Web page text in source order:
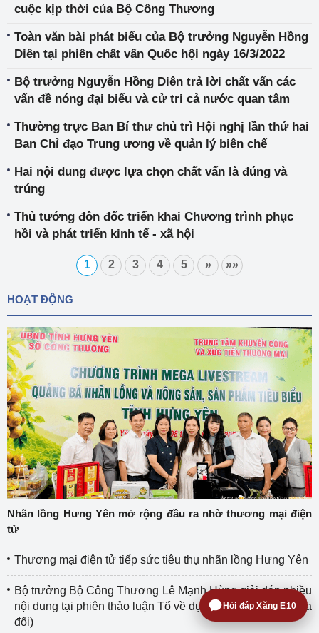
cuộc kịp thời của Bộ Công Thương
Toàn văn bài phát biểu của Bộ trưởng Nguyễn Hồng
Diên tại phiên chất vấn Quốc hội ngày 16/3/2022
Bộ trưởng Nguyễn Hồng Diên trả lời chất vấn các
vấn đề nóng đại biểu và cử tri cả nước quan tâm
Thường trực Ban Bí thư chủ trì Hội nghị lần thứ hai
Ban Chỉ đạo Trung ương về quản lý biên chế
Hai nội dung được lựa chọn chất vấn là đúng và
trúng
Thủ tướng đôn đốc triển khai Chương trình phục
hồi và phát triển kinh tế - xã hội
1 2 3 4 5 » »»
HOẠT ĐỘNG
Nhãn lồng Hưng Yên mở rộng đầu ra nhờ thương mại điện
tử
Thương mại điện tử tiếp sức tiêu thụ nhãn lồng Hưng Yên
Bộ trưởng Bộ Công Thương Lê Mạnh Hùng giải đáp nhiều
nội dung tại phiên thảo luận Tổ về dự án Luật Dầu khí (sửa
đổi)
Hỏi đáp Xăng E10